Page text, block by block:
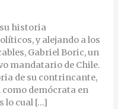
su historia
y alejando a los
Gabriel Boric, un
mandatario de Chile.
de su contrincante,
como demócrata en
lo cual […]